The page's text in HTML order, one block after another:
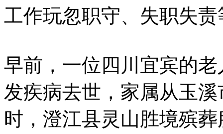
工作玩忽职守、失职失
早前，一位四川宜宾的
发疾病去世，家属从玉
时，澄江县灵山胜境殡